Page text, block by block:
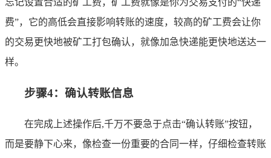
费”，它的高低会直接影响转账的速度，较高的矿工费会让你
的交易更快地被矿工打包确认，就像加急快递能更快地送达一
样。
步骤4：确认转账信息
在完成上述操作后,千万不要急于点击“确认转账”按钮，
而是要静下心来，像检查一份重要的合同一样，仔细检查转账